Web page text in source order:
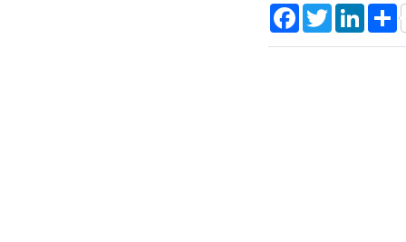
FacebookTwitter